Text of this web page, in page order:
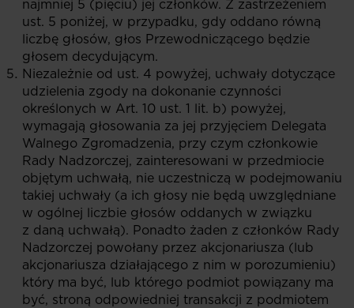
najmniej 5 (pięciu) jej członków. Z zastrzeżeniem
ust. 5 poniżej, w przypadku, gdy oddano równą
liczbę głosów, głos Przewodniczącego będzie
głosem decydującym.
Niezależnie od ust. 4 powyżej, uchwały dotyczące
udzielenia zgody na dokonanie czynności
określonych w Art. 10 ust. 1 lit. b) powyżej,
wymagają głosowania za jej przyjęciem Delegata
Walnego Zgromadzenia, przy czym członkowie
Rady Nadzorczej, zainteresowani w przedmiocie
objętym uchwałą, nie uczestniczą w podejmowaniu
takiej uchwały (a ich głosy nie będą uwzględniane
w ogólnej liczbie głosów oddanych w związku
z daną uchwałą). Ponadto żaden z członków Rady
Nadzorczej powołany przez akcjonariusza (lub
akcjonariusza działającego z nim w porozumieniu)
który ma być, lub którego podmiot powiązany ma
być, stroną odpowiedniej transakcji z podmiotem